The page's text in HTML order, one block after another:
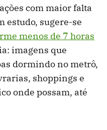
com maior falta
estudo, sugere-se
menos de 7 horas
imagens que
dormindo no metrô,
shoppings e
onde possam, até